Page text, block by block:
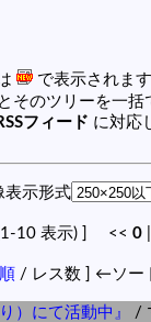
で表示されます
そのツリーを一括
フィード に対応
表示形式
(1-10 表示) ] << 0
/ レス数 ] ←ソー
）にて活動中』
/